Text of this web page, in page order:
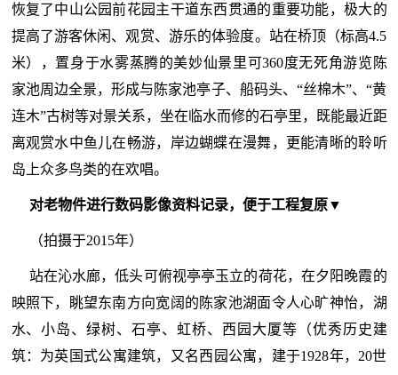
恢复了中山公园前花园主干道东西贯通的重要功能，极大的
提高了游客休闲、观赏、游乐的体验度。站在桥顶（标高4.5
米），置身于水雾蒸腾的美妙仙景里可360度无死角游览陈
家池周边全景，形成与陈家池亭子、船码头、“丝棉木”、“黄
连木”古树等对景关系，坐在临水而修的石亭里，既能最近距
离观赏水中鱼儿在畅游，岸边蝴蝶在漫舞，更能清晰的聆听
岛上众多鸟类的在欢唱。
对老物件进行数码影像资料记录，便于工程复原▼
（拍摄于2015年）
站在沁水廊，低头可俯视亭亭玉立的荷花，在夕阳晚霞的
映照下，眺望东南方向宽阔的陈家池湖面令人心旷神怡，湖
水、小岛、绿树、石亭、虹桥、西园大厦等（优秀历史建
筑：为英国式公寓建筑，又名西园公寓，建于1928年，20世